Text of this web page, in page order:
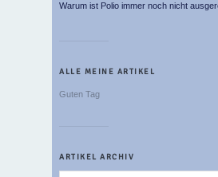
Warum ist Polio immer noch nicht
ALLE MEINE ARTIKEL
Guten Tag
ARTIKEL ARCHIV